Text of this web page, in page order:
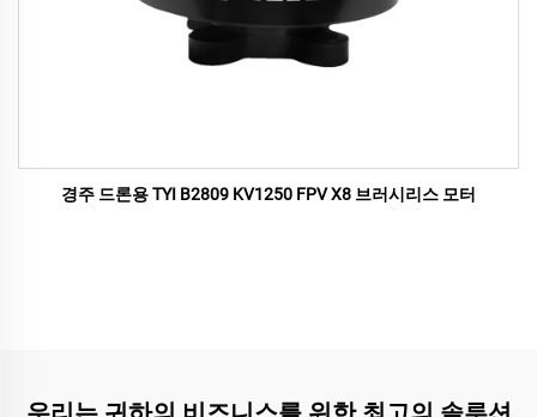
경주 드론용 TYI B2809 KV1250 FPV X8 브러시리스 모터